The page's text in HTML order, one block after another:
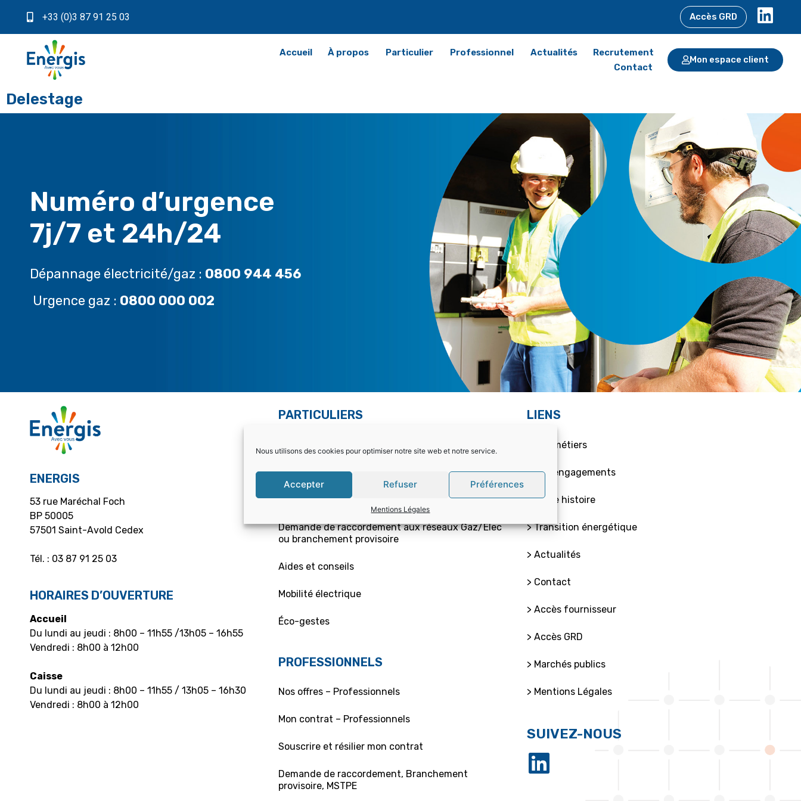
Nous utilisons des cookies pour optimiser notre site web et notre service.
Accepter Refuser Préférences
Mentions Légales
+33 (0)3 87 91 25 03 Accès GRD
Accueil À propos Particulier Professionnel Actualités
Recrutement
Contact
Mon espace client
Delestage
Numéro d’urgence
7j/7 et 24h/24
Dépannage électricité/gaz : 0800 944 456
Urgence gaz : 0800 000 002
ENERGIS
53 rue Maréchal Foch
BP 50005
57501 Saint-Avold Cedex
Tél. : 03 87 91 25 03
HORAIRES D’OUVERTURE
Accueil
Du lundi au jeudi : 8h00 – 11h55 /13h05 – 16h55
Vendredi : 8h00 à 12h00
Caisse
Du lundi au jeudi : 8h00 – 11h55 / 13h05 – 16h30
Vendredi : 8h00 à 12h00
PARTICULIERS
Mon contrat – Particuliers
Souscription / résiliation
Demande de raccordement aux réseaux Gaz/Elec
ou branchement provisoire
Aides et conseils
Mobilité électrique
Éco-gestes
PROFESSIONNELS
Nos offres – Professionnels
Mon contrat – Professionnels
Souscrire et résilier mon contrat
Demande de raccordement, Branchement
provisoire, MSTPE
LIENS
> Nos métiers
> Nos engagements
> Notre histoire
> Transition énergétique
> Actualités
> Contact
> Accès fournisseur
> Accès GRD
> Marchés publics
> Mentions Légales
SUIVEZ-NOUS